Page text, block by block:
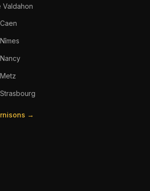
Valdahon
Caen
Nîmes
Nancy
Metz
Strasbourg
→